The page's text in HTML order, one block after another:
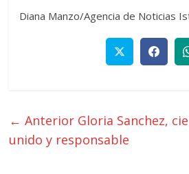
Diana Manzo/Agencia de Noticias
← Anterior Gloria Sanchez,
unido y responsable